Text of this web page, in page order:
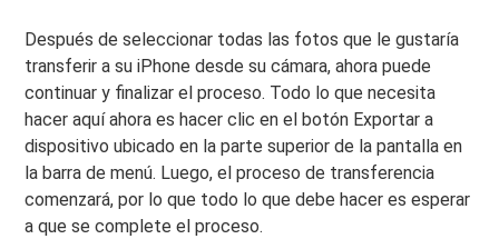
Después de seleccionar todas las fotos que le gustaría
transferir a su iPhone desde su cámara, ahora puede
continuar y finalizar el proceso. Todo lo que necesita
hacer aquí ahora es hacer clic en el botón Exportar a
dispositivo ubicado en la parte superior de la pantalla en
la barra de menú. Luego, el proceso de transferencia
comenzará, por lo que todo lo que debe hacer es esperar
a que se complete el proceso.